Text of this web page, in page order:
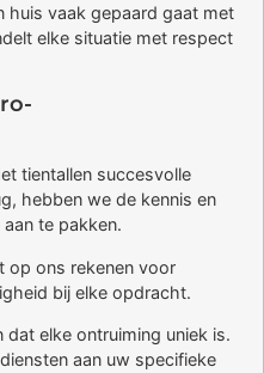
huis vaak gepaard gaat met
elke situatie met respect
tientallen succesvolle
hebben we de kennis en
te pakken.
op ons rekenen voor
bij elke opdracht.
dat elke ontruiming uniek is.
aan uw specifieke